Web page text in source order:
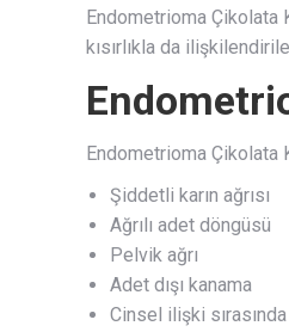
Endometrioma Çikolata
kısırlıkla da
Endometrioma Çikolata
Şiddetli karın ağrısı
Ağrılı adet döngüsü
Pelvik ağrı
Adet dışı kanama
Cinsel ilişki sırasında